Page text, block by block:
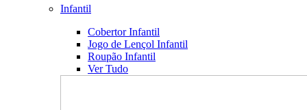
Infantil
Cobertor Infantil
Jogo de Lençol Infantil
Roupão Infantil
Ver Tudo